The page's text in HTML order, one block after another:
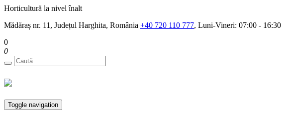
Horticultură la nivel înalt
Mădăraș nr. 11, Județul Harghita, România +40 720 110 777, Luni-Vineri: 07:00 - 16:30
0
0
Toggle navigation